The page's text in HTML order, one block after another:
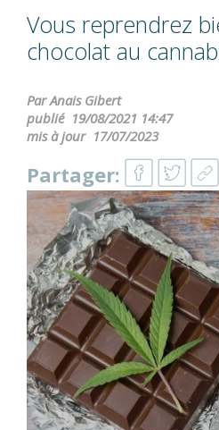
Vous reprendrez
chocolat au
Par Anais Gibert
publié 19/08/2021 14:47
mis à jour 17/07/2023
Partager: